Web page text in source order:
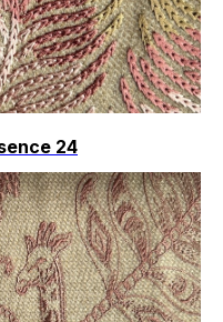
24